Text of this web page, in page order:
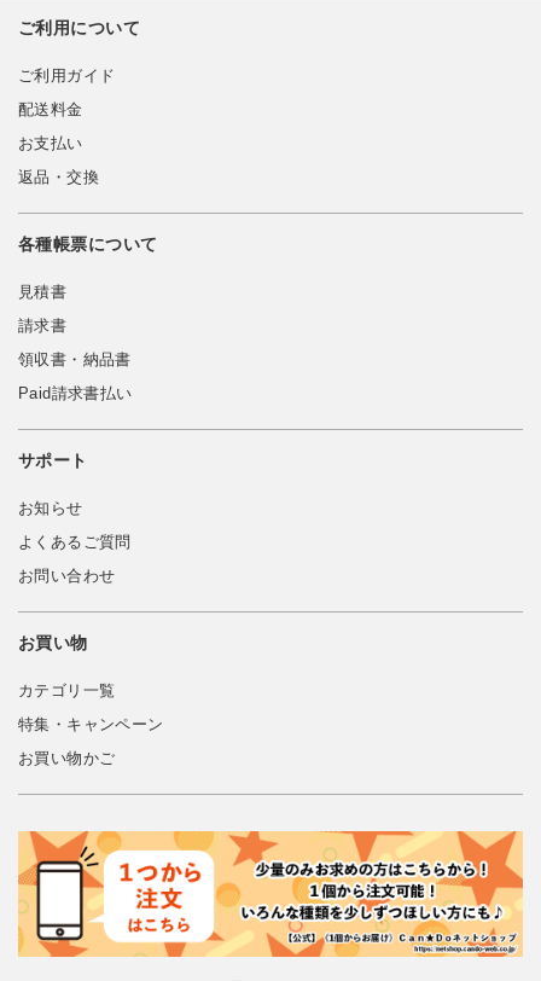
ご利用について
ご利用ガイド
配送料金
お支払い
返品・交換
各種帳票について
見積書
請求書
領収書・納品書
Paid請求書払い
サポート
お知らせ
よくあるご質問
お問い合わせ
お買い物
カテゴリ一覧
特集・キャンペーン
お買い物かご